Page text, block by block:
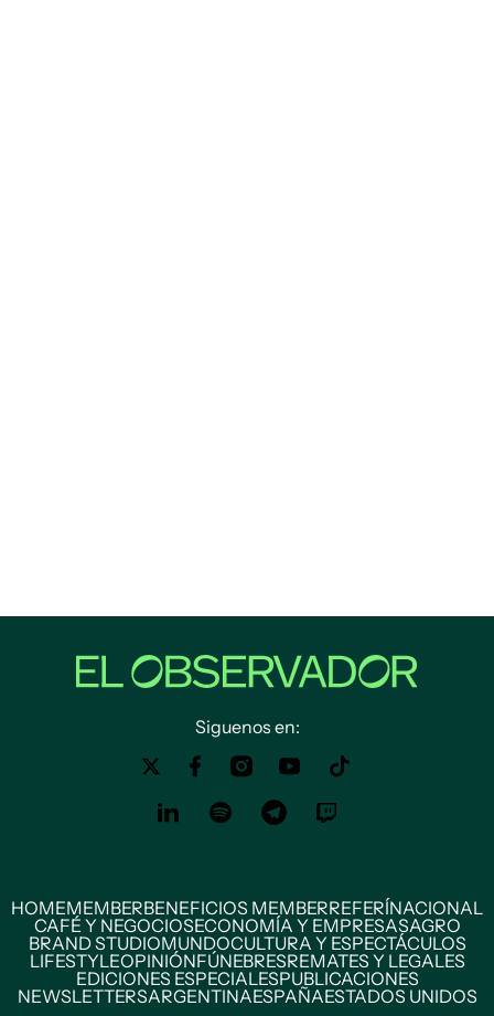
Siguenos en:
HOMEMEMBERBENEFICIOS MEMBERREFERÍNACIONAL
CAFÉ Y NEGOCIOSECONOMÍA Y EMPRESASAGRO
BRAND STUDIOMUNDOCULTURA Y ESPECTÁCULOS
LIFESTYLEOPINIÓNFÚNEBRESREMATES Y LEGALES
EDICIONES ESPECIALESPUBLICACIONES
NEWSLETTERSARGENTINAESPAÑAESTADOS UNIDOS